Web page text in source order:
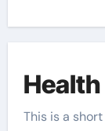
This is a